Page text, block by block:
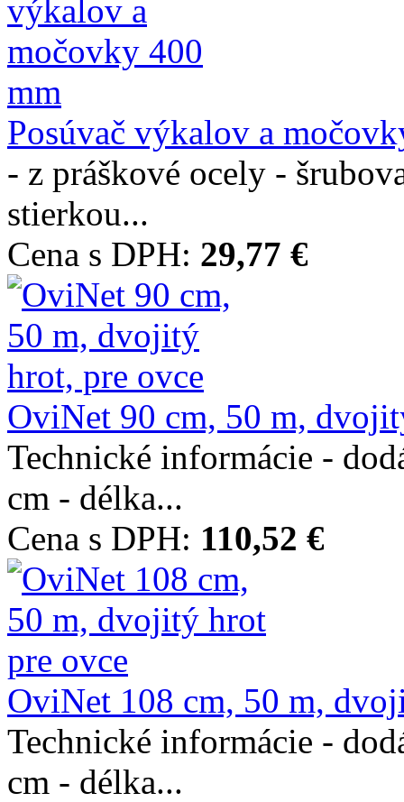
Posúvač výkalov a
- z práškové ocely -
stierkou...
Cena s DPH: 29,77 €
OviNet 90 cm, 50 m,
Technické informácie -
cm - délka...
Cena s DPH: 110,52 €
OviNet 108 cm, 50 m,
Technické informácie -
cm - délka...